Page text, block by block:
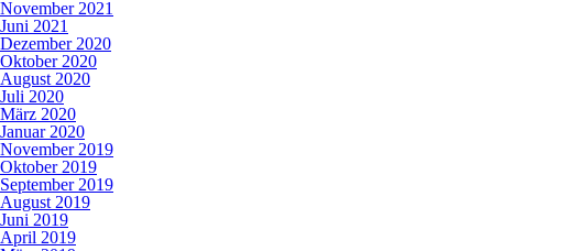
November 2021
Juni 2021
Dezember 2020
Oktober 2020
August 2020
Juli 2020
März 2020
Januar 2020
November 2019
Oktober 2019
September 2019
August 2019
Juni 2019
April 2019